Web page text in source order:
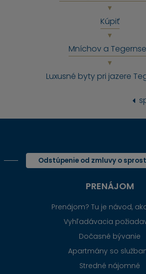
Kúpiť
Mníchov a
Luxusné byty pri jazere
Odstúpenie od zmluvy o
PRENÁJOM
Prenájom? Tu je návod,
Vyhľadávacia
Dočasné bývanie
Apartmány so
Stredné nájomné